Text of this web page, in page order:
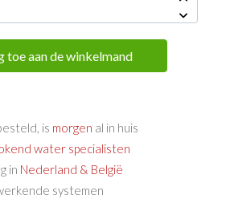
toe aan de winkelmand
is morgen al in huis
water specialisten
in Nederland & België
systemen